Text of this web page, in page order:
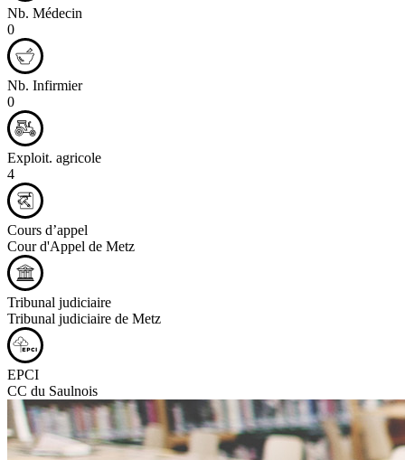
Nb. Médecin
0
Nb. Infirmier
0
Exploit. agricole
4
Cours d’appel
Cour d'Appel de Metz
Tribunal judiciaire
Tribunal judiciaire de Metz
EPCI
CC du Saulnois